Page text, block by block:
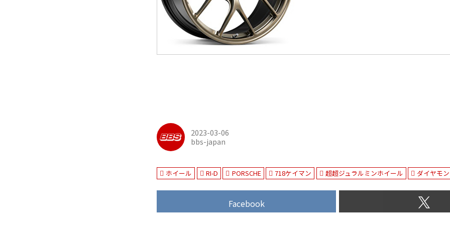
2023-03-06
bbs-japan
ホイール RI-D PORSCHE 718ケイマン 超超ジュラルミンホイール ダイヤモ
Facebook